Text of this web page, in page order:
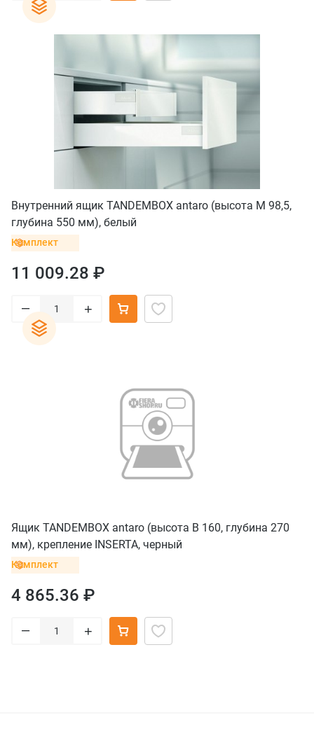
Внутренний ящик TANDEMBOX antaro (высота М 98,5,
глубина 550 мм), белый
Комплект
11 009.28 ₽
– +
Ящик TANDEMBOX antaro (высота B 160, глубина 270
мм), крепление INSERTA, черный
Комплект
4 865.36 ₽
– +